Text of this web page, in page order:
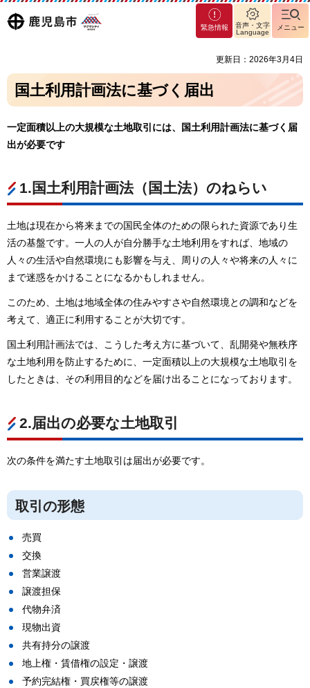
鹿児島
マグ
マシ
島市
緊急情報
音声・文字
Language
メニュー
更新日：2026年3月4日
国土利用計画法に基づく届出
一定面積以上の大規模な土地取引には、国土利用計画法に基づく届
出が必要です
1.国土利用計画法（国土法）のねらい
土地は現在から将来までの国民全体のための限られた資源であり生
活の基盤です。一人の人が自分勝手な土地利用をすれば、地域の
人々の生活や自然環境にも影響を与え、周りの人々や将来の人々に
まで迷惑をかけることになるかもしれません。
このため、土地は地域全体の住みやすさや自然環境との調和などを
考えて、適正に利用することが大切です。
国土利用計画法では、こうした考え方に基づいて、乱開発や無秩序
な土地利用を防止するために、一定面積以上の大規模な土地取引を
したときは、その利用目的などを届け出ることになっております。
2.届出の必要な土地取引
次の条件を満たす土地取引は届出が必要です。
取引の形態
売買
交換
営業譲渡
譲渡担保
代物弁済
現物出資
共有持分の譲渡
地上権・賃借権の設定・譲渡
予約完結権・買戻権等の譲渡